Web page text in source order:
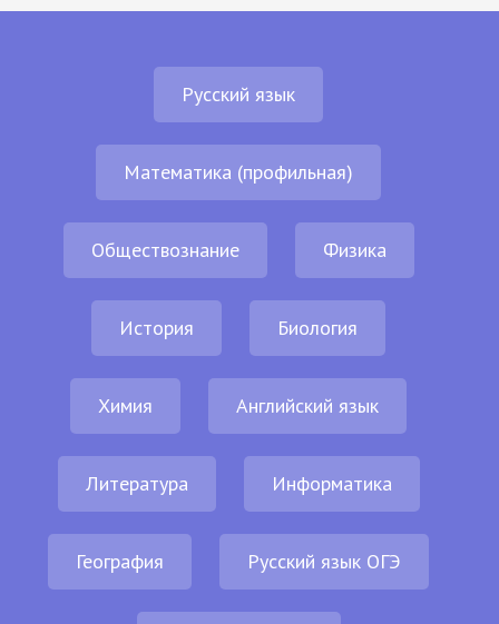
Русский язык
Математика (профильная)
Обществознание Физика
История Биология
Химия Английский язык
Литература Информатика
География Русский язык ОГЭ